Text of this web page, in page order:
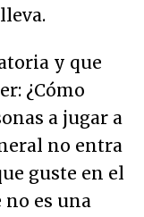
y que
¿Cómo
a jugar a
no entra
guste en el
no es una